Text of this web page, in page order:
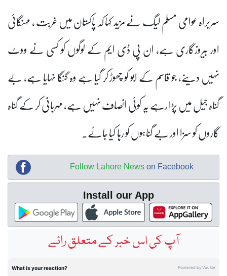
لیگ نے مزید کہا کہ پاکستان میں غربت ، مہنگائی
ہے، ان پی ڈی ایم کے لوگوں کو کسی نے ووٹ
کے ابو کو چھوڑ کر گیا ہے وہ گنگا نہایا ہے، بے
یہ کوئی انصاف نہیں ہے، مہربانی کر کے گناہ
گناہوں کو رہا کیا جائے۔
Follow Lahore News
Install our App
اس خبر کے متعلق رائے